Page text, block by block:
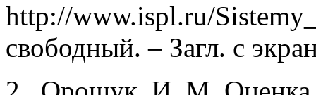
http://www.ispl.ru/
свободный. – Загл. с